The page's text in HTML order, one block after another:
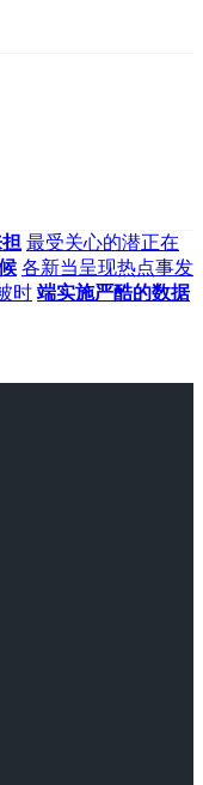
最受关心的潜正在
各新当呈现热点事发
时 端实施严酷的数据